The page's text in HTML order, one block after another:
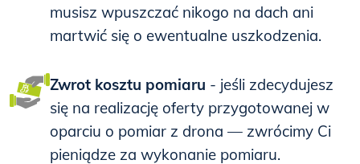
musisz wpuszczać nikogo na dach ani
martwić się o ewentualne uszkodzenia.
Zwrot kosztu pomiaru - jeśli zdecydujesz
się na realizację oferty przygotowanej w
oparciu o pomiar z drona — zwrócimy Ci
pieniądze za wykonanie pomiaru.